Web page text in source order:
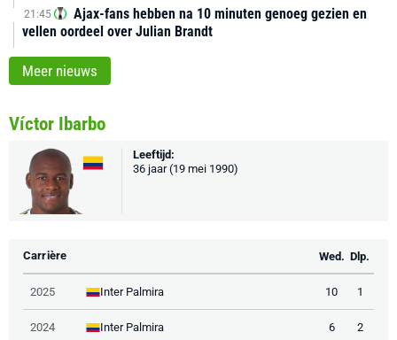
21:45
Ajax-fans hebben na 10 minuten genoeg gezien en
vellen oordeel over Julian Brandt
Meer nieuws
Víctor Ibarbo
Leeftijd:
36 jaar (19 mei 1990)
Carrière Wed. Dlp.
2025 Inter Palmira 10 1
2024 Inter Palmira 6 2